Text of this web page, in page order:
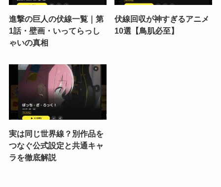
進撃の巨人の伏線一覧｜第
1話・壁画・いってらっし
ゃいの真相
伏線回収が神すぎるアニメ
10選【鳥肌必至】
実は同じ世界線？別作品を
つなぐ公式設定と共通キャ
ラを徹底解説